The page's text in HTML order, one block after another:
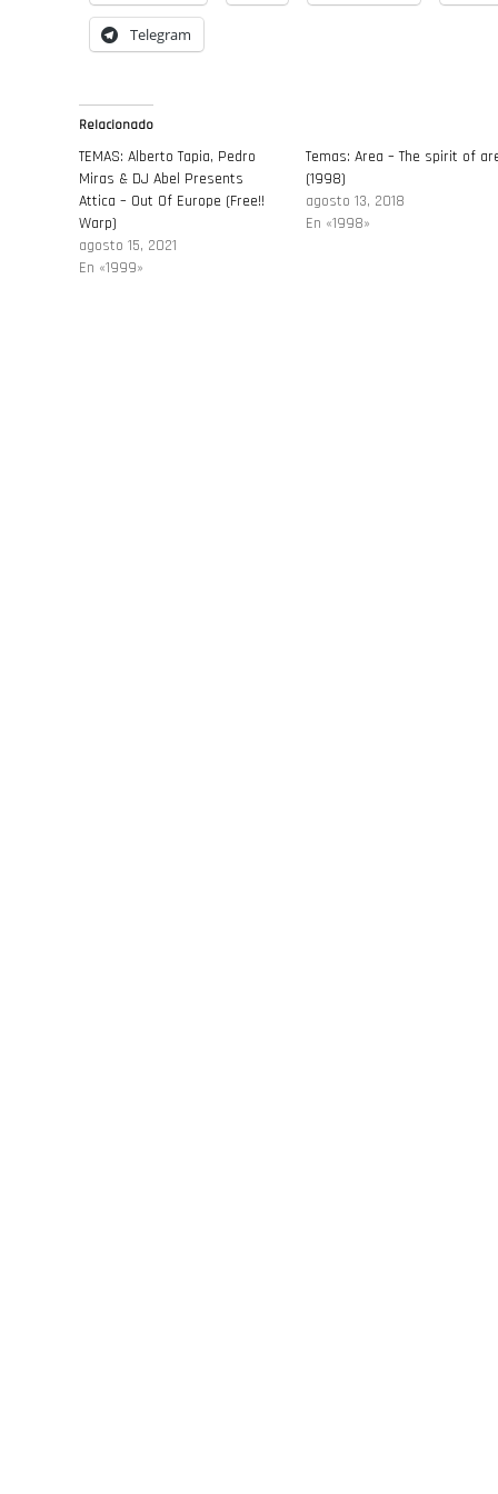
Telegram
Relacionado
TEMAS: Alberto Tapia, Pedro
Miras & DJ Abel Presents
Attica – Out Of Europe (Free!!
Warp)
agosto 15, 2021
En «1999»
Temas: Area – The spirit of
(1998)
agosto 13, 2018
En «1998»